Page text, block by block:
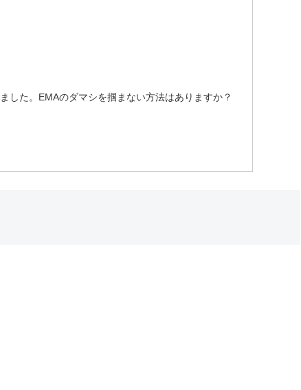
した。EMAのダマシを掴まない方法はありますか？